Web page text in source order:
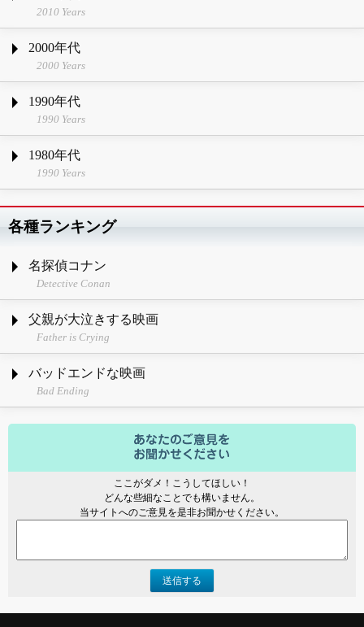
2010 Years
2000年代
2000 Years
1990年代
1990 Years
1980年代
1990 Years
各種ランキング
名探偵コナン
Detective Conan
父親が大泣きする映画
Father is Crying
バッドエンドな映画
Bad Ending
ここがダメ！こうしてほしい！
どんな些細なことでも構いません。
当サイトへのご意見を是非お聞かせください。
送信する